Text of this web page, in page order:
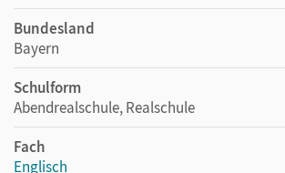
Bundesland
Bayern
Schulform
Abendrealschule, Realschule
Fach
Englisch